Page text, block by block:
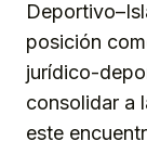
posición
jurídico-
consolidar a
este